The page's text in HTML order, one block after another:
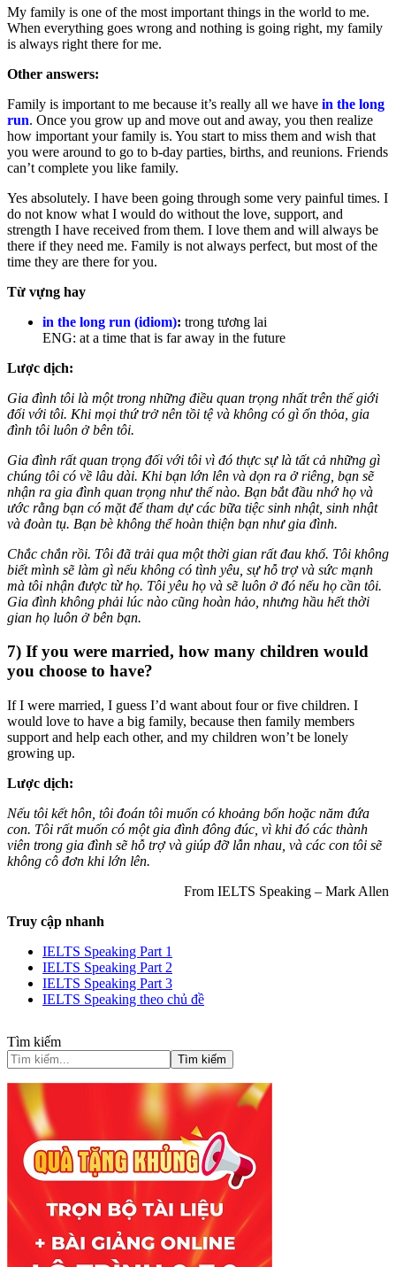
My family is one of the most important things in the world to me.
When everything goes wrong and nothing is going right, my family
is always right there for me.
Other answers:
Family is important to me because it’s really all we have in the long
run. Once you grow up and move out and away, you then realize
how important your family is. You start to miss them and wish that
you were around to go to b-day parties, births, and reunions. Friends
can’t complete you like family.
Yes absolutely. I have been going through some very painful times. I
do not know what I would do without the love, support, and
strength I have received from them. I love them and will always be
there if they need me. Family is not always perfect, but most of the
time they are there for you.
Từ vựng hay
in the long run (idiom): trong tương lai
ENG: at a time that is far away in the future
Lược dịch:
Gia đình tôi là một trong những điều quan trọng nhất trên thế giới
đối với tôi. Khi mọi thứ trở nên tồi tệ và không có gì ổn thỏa, gia
đình tôi luôn ở bên tôi.
Gia đình rất quan trọng đối với tôi vì đó thực sự là tất cả những gì
chúng tôi có về lâu dài. Khi bạn lớn lên và dọn ra ở riêng, bạn sẽ
nhận ra gia đình quan trọng như thế nào. Bạn bắt đầu nhớ họ và
ước rằng bạn có mặt để tham dự các bữa tiệc sinh nhật, sinh nhật
và đoàn tụ. Bạn bè không thể hoàn thiện bạn như gia đình.
Chắc chắn rồi. Tôi đã trải qua một thời gian rất đau khổ. Tôi không
biết mình sẽ làm gì nếu không có tình yêu, sự hỗ trợ và sức mạnh
mà tôi nhận được từ họ. Tôi yêu họ và sẽ luôn ở đó nếu họ cần tôi.
Gia đình không phải lúc nào cũng hoàn hảo, nhưng hầu hết thời
gian họ luôn ở bên bạn.
7) If you were married, how many children would
you choose to have?
If I were married, I guess I’d want about four or five children. I
would love to have a big family, because then family members
support and help each other, and my children won’t be lonely
growing up.
Lược dịch:
Nếu tôi kết hôn, tôi đoán tôi muốn có khoảng bốn hoặc năm đứa
con. Tôi rất muốn có một gia đình đông đúc, vì khi đó các thành
viên trong gia đình sẽ hỗ trợ và giúp đỡ lẫn nhau, và các con tôi sẽ
không cô đơn khi lớn lên.
From IELTS Speaking – Mark Allen
Truy cập nhanh
IELTS Speaking Part 1
IELTS Speaking Part 2
IELTS Speaking Part 3
IELTS Speaking theo chủ đề
Tìm kiếm
Tìm kiếm